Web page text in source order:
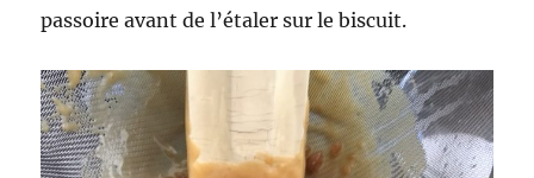
passoire avant de l’étaler sur le biscuit.